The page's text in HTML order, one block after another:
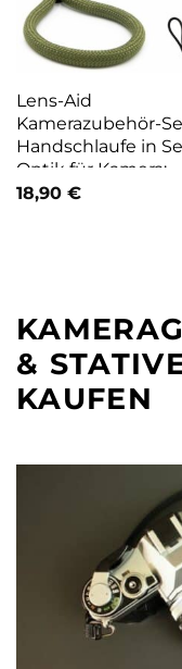
Lens-Aid
Kamerazubehör-
Handschlaufe in
Optik für Kamera:
Kameragurt fürs
18,90 €
&
KAUFEN